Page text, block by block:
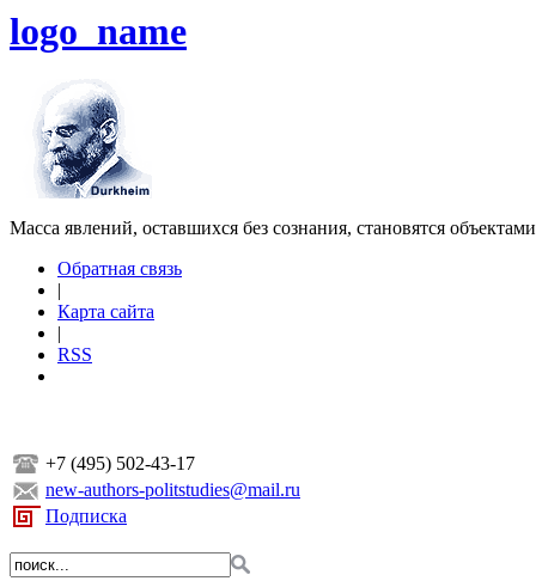
logo_name
Масса явлений, оставшихся без сознания, становятся
Обратная связь
|
Карта сайта
|
RSS
+7 (495) 502-43-17
new-authors-politstudies@mail.ru
Подписка